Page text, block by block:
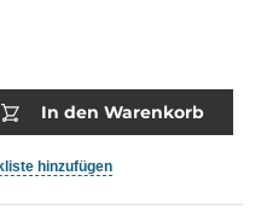
In den Warenkorb
hinzufügen